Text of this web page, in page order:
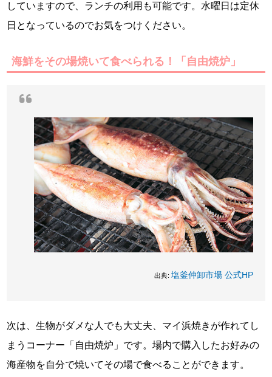
していますので、ランチの利用も可能です。水曜日は定休
日となっているのでお気をつけください。
海鮮をその場焼いて食べられる！「自由焼炉」
出典: 塩釜仲卸市場 公式HP
次は、生物がダメな人でも大丈夫、マイ浜焼きが作れてし
まうコーナー「自由焼炉」です。場内で購入したお好みの
海産物を自分で焼いてその場で食べることができます。